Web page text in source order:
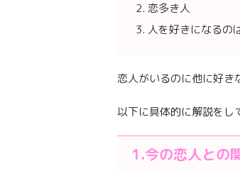
恋多き人
人を好きになるの
恋人がいるのに他に好き
以下に具体的に解説をし
1.今の恋人との